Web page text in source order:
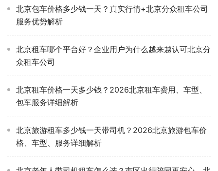
北京包车价格多少钱一天？真实行情+北京分众租车公司
服务优势解析
北京租车哪个平台好？企业用户为什么越来越认可北京分
众租车公司
北京租车价格一天多少钱？2026北京租车费用、车型、
包车服务详细解析
北京旅游租车多少钱一天带司机？2026北京旅游包车价
格、车型、服务详细解析